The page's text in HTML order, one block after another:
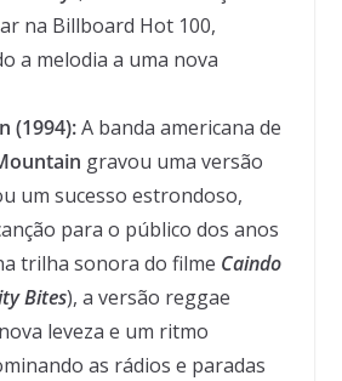
na Billboard Hot 100,
a melodia a uma nova
(1994):A banda americana de
gravou uma versão
um sucesso estrondoso,
para o público dos anos
trilha sonora do filme Caindo
Bites), a versão reggae
leveza e um ritmo
as rádios e paradas